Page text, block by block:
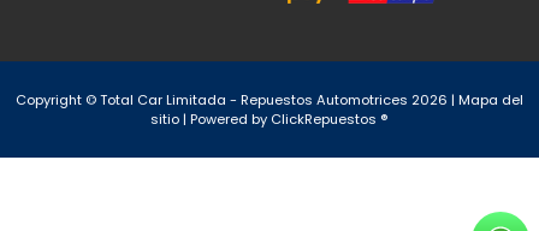
Copyright © Total Car Limitada - Repuestos Automotrices 2026 | Mapa del
sitio| Powered by ClickRepuestos ®